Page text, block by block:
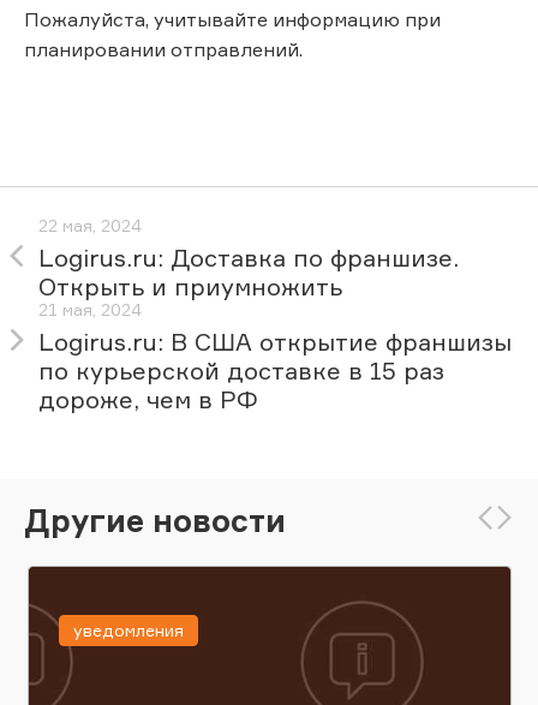
Пожалуйста, учитывайте информацию при
планировании отправлений.
22 мая, 2024
Logirus.ru: Доставка по франшизе.
Открыть и приумножить
21 мая, 2024
Logirus.ru: В США открытие франшизы
по курьерской доставке в 15 раз
дороже, чем в РФ
Другие новости
уведомления